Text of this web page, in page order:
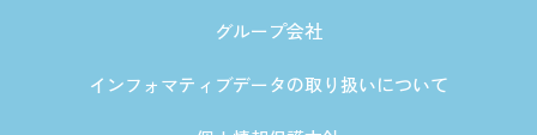
グループ会社
インフォマティブデータの取り扱いについて